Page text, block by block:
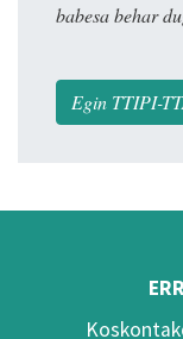
babesa behar
Egin TTIPI-